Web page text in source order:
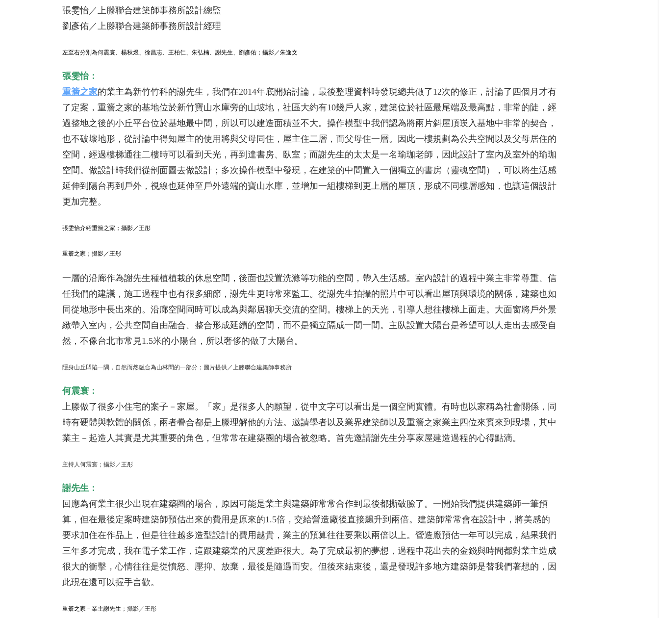
張雯怡／上滕聯合建築師事務所設計總監
劉彥佑／上滕聯合建築師事務所設計經理
左至右分別為何震寰、楊秋煜、徐昌志、王柏仁、朱弘楠、謝先生、劉彥佑；攝影／朱逸文
張雯怡：
重簷之家的業主為新竹竹科的謝先生，我們在2014年底開始討論，最後整理資料時發現總共做了12次的修正，討論了四個月才有
了定案，重簷之家的基地位於新竹寶山水庫旁的山坡地，社區大約有10幾戶人家，建築位於社區最尾端及最高點，非常的陡，經
過整地之後的小丘平台位於基地最中間，所以可以建造面積並不大。操作模型中我們認為將兩片斜屋頂崁入基地中非常的契合，
也不破壞地形，從討論中得知屋主的使用將與父母同住，屋主住二層，而父母住一層。因此一樓規劃為公共空間以及父母居住的
空間，經過樓梯通往二樓時可以看到天光，再到達書房、臥室；而謝先生的太太是一名瑜珈老師，因此設計了室內及室外的瑜珈
空間。做設計時我們從剖面圖去做設計；多次操作模型中發現，在建築的中間置入一個獨立的書房（靈魂空間），可以將生活感
延伸到陽台再到戶外，視線也延伸至戶外遠端的寶山水庫，並增加一組樓梯到更上層的屋頂，形成不同樓層感知，也讓這個設計
更加完整。
張雯怡介紹重簷之家 ；攝影／王彤
重簷之家 ；攝影／王彤
一層的沿廊作為謝先生種植植栽的休息空間，後面也設置洗滌等功能的空間，帶入生活感。室內設計的過程中業主非常尊重、信
任我們的建議，施工過程中也有很多細節，謝先生更時常來監工。從謝先生拍攝的照片中可以看出屋頂與環境的關係，建築也如
同從地形中長出來的。沿廊空間同時可以成為與鄰居聊天交流的空間。樓梯上的天光，引導人想往樓梯上面走。大面窗將戶外景
緻帶入室內，公共空間自由融合、整合形成延續的空間，而不是獨立隔成一間一間。主臥設置大陽台是希望可以人走出去感受自
然，不像台北市常見1.5米的小陽台，所以奢侈的做了大陽台。
隱身山丘凹陷一隅，自然而然融合為山林間的一部分；圖片提供／上滕聯合建築師事務所
何震寰：
上滕做了很多小住宅的案子－家屋。「家」是很多人的願望，從中文字可以看出是一個空間實體。有時也以家稱為社會關係，同
時有硬體與軟體的關係，兩者疊合都是上滕理解他的方法。邀請學者以及業界建築師以及重簷之家業主四位來賓來到現場，其中
業主－起造人其實是尤其重要的角色，但常常在建築圈的場合被忽略。首先邀請謝先生分享家屋建造過程的心得點滴。
主持人何震寰；攝影／王彤
謝先生：
回應為何業主很少出現在建築圈的場合，原因可能是業主與建築師常常合作到最後都撕破臉了。一開始我們提供建築師一筆預
算，但在最後定案時建築師預估出來的費用是原來的1.5倍，交給營造廠後直接飆升到兩倍。建築師常常會在設計中，將美感的
要求加住在作品上，但是往往越多造型設計的費用越貴，業主的預算往往要乘以兩倍以上。營造廠預估一年可以完成，結果我們
三年多才完成，我在電子業工作，這跟建築業的尺度差距很大。為了完成最初的夢想，過程中花出去的金錢與時間都對業主造成
很大的衝擊，心情往往是從憤怒、壓抑、放棄，最後是隨遇而安。但後來結束後，還是發現許多地方建築師是替我們著想的，因
此現在還可以握手言歡。
重簷之家－業主謝先生 ；攝影／王彤